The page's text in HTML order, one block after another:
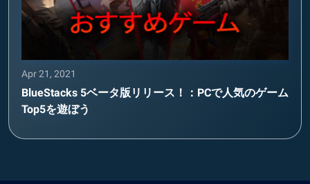
Apr 21, 2021
BlueStacks 5ベータ版リリース！：PCで人気のゲーム
Top5を遊ぼう